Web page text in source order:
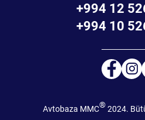
+994 12
+994 10
Avtobaza MMC®2024.